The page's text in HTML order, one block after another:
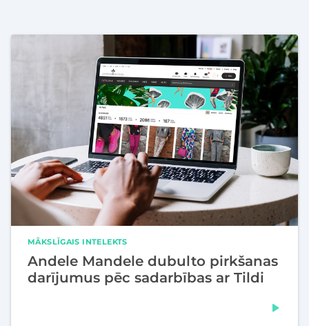
MĀKSLĪGAIS INTELEKTS
Andele Mandele dubulto pirkšanas
darījumus pēc sadarbības ar Tildi